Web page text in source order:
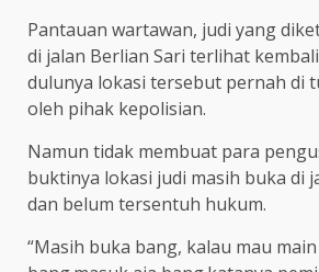
Pantauan wartawan, judi yang
di jalan Berlian Sari terlihat
dulunya lokasi tersebut pernah di
oleh pihak kepolisian.
Namun tidak membuat para
buktinya lokasi judi masih buka di
dan belum tersentuh hukum.
“Masih buka bang, kalau mau